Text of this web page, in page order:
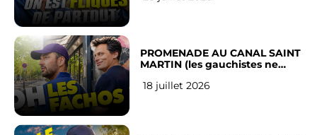
PROMENADE AU CANAL SAINT
MARTIN (les gauchistes ne
18 juillet 2026